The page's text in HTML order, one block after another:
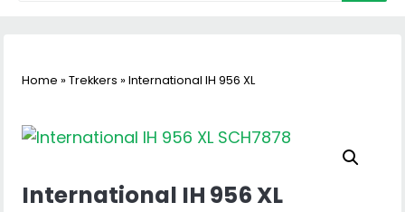
Home » Trekkers » International IH 956 XL
International IH 956 XL